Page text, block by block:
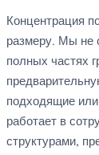
Концентрация
размеру. Мы не
полных частях
подходящие
работает в
структурами,